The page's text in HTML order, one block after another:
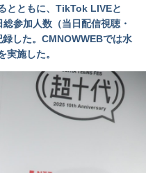
とともに、TikTok LIVEと
参加⼈数（当⽇配信視聴・
した。CMNOWWEBでは水
施した。